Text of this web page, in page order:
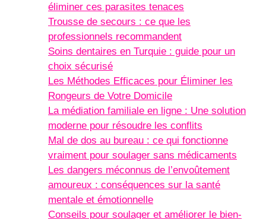
éliminer ces parasites tenaces
Trousse de secours : ce que les
professionnels recommandent
Soins dentaires en Turquie : guide pour un
choix sécurisé
Les Méthodes Efficaces pour Éliminer les
Rongeurs de Votre Domicile
La médiation familiale en ligne : Une solution
moderne pour résoudre les conflits
Mal de dos au bureau : ce qui fonctionne
vraiment pour soulager sans médicaments
Les dangers méconnus de l’envoûtement
amoureux : conséquences sur la santé
mentale et émotionnelle
Conseils pour soulager et améliorer le bien-